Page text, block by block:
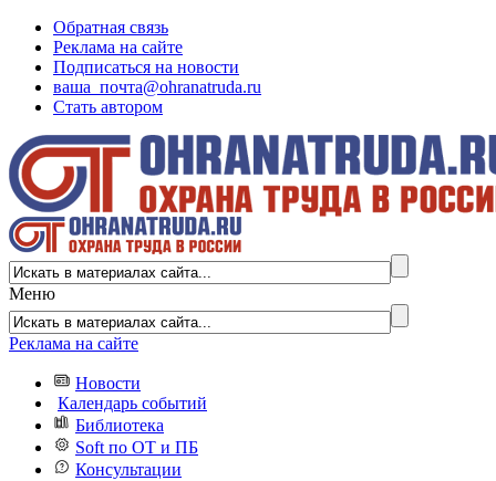
Обратная связь
Реклама на сайте
Подписаться на новости
ваша_почта@ohranatruda.ru
Стать автором
Меню
Реклама на сайте
Новости
Календарь событий
Библиотека
Soft по ОТ и ПБ
Консультации